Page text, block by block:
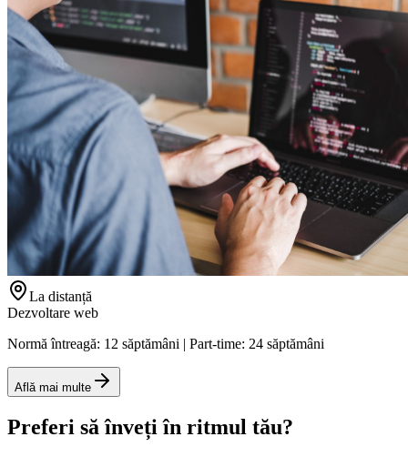
La distanță
Dezvoltare web
Normă întreagă: 12 săptămâni | Part-time: 24 săptămâni
Află mai multe
Preferi să înveți în ritmul tău?